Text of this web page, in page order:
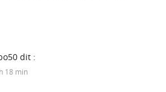
dit :
18 min